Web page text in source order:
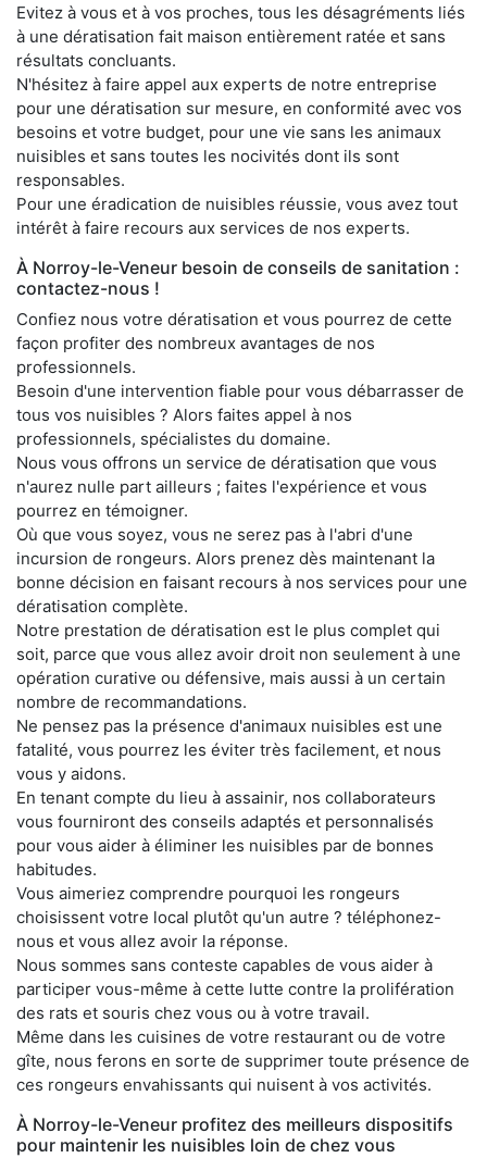
Evitez à vous et à vos proches, tous les désagréments liés
à une dératisation fait maison entièrement ratée et sans
résultats concluants.
N'hésitez à faire appel aux experts de notre entreprise
pour une dératisation sur mesure, en conformité avec vos
besoins et votre budget, pour une vie sans les animaux
nuisibles et sans toutes les nocivités dont ils sont
responsables.
Pour une éradication de nuisibles réussie, vous avez tout
intérêt à faire recours aux services de nos experts.
À Norroy-le-Veneur besoin de conseils de sanitation :
contactez-nous !
Confiez nous votre dératisation et vous pourrez de cette
façon profiter des nombreux avantages de nos
professionnels.
Besoin d'une intervention fiable pour vous débarrasser de
tous vos nuisibles ? Alors faites appel à nos
professionnels, spécialistes du domaine.
Nous vous offrons un service de dératisation que vous
n'aurez nulle part ailleurs ; faites l'expérience et vous
pourrez en témoigner.
Où que vous soyez, vous ne serez pas à l'abri d'une
incursion de rongeurs. Alors prenez dès maintenant la
bonne décision en faisant recours à nos services pour une
dératisation complète.
Notre prestation de dératisation est le plus complet qui
soit, parce que vous allez avoir droit non seulement à une
opération curative ou défensive, mais aussi à un certain
nombre de recommandations.
Ne pensez pas la présence d'animaux nuisibles est une
fatalité, vous pourrez les éviter très facilement, et nous
vous y aidons.
En tenant compte du lieu à assainir, nos collaborateurs
vous fourniront des conseils adaptés et personnalisés
pour vous aider à éliminer les nuisibles par de bonnes
habitudes.
Vous aimeriez comprendre pourquoi les rongeurs
choisissent votre local plutôt qu'un autre ? téléphonez-
nous et vous allez avoir la réponse.
Nous sommes sans conteste capables de vous aider à
participer vous-même à cette lutte contre la prolifération
des rats et souris chez vous ou à votre travail.
Même dans les cuisines de votre restaurant ou de votre
gîte, nous ferons en sorte de supprimer toute présence de
ces rongeurs envahissants qui nuisent à vos activités.
À Norroy-le-Veneur profitez des meilleurs dispositifs
pour maintenir les nuisibles loin de chez vous